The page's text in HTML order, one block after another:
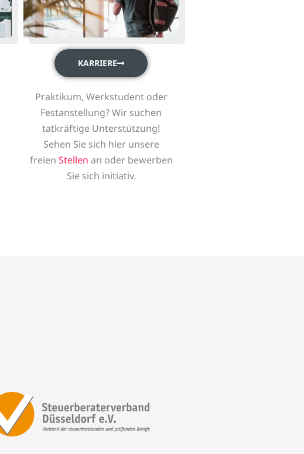
KARRIERE
Praktikum, Werkstudent oder
Festanstellung? Wir suchen
tatkräftige Unterstützung!
Sehen Sie sich hier unsere
freien Stellen an oder bewerben
Sie sich initiativ.